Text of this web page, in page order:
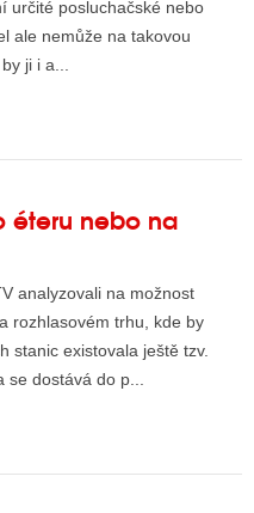
určité posluchačské nebo
ale nemůže na takovou
ji i a...
éteru nebo na
analyzovali na možnost
rozhlasovém trhu, kde by
stanic existovala ještě tzv.
dostává do p...